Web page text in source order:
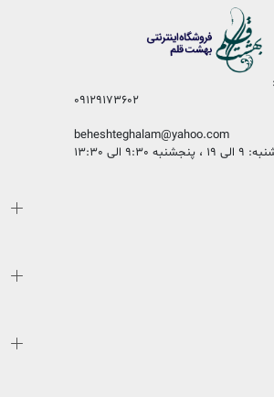
09129173602
beheshteghalam@yahoo.com
الی 13:30